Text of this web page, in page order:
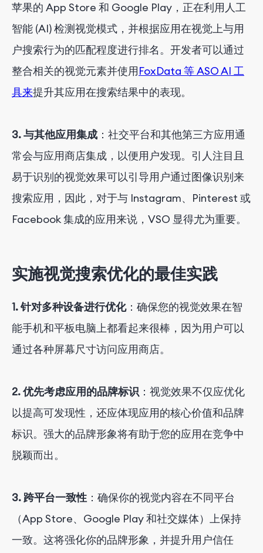
苹果的 App Store 和 Google Play，正在利用人工
智能 (AI) 检测视觉模式，并根据应用在视觉上与用
户搜索行为的匹配程度进行排名。开发者可以通过
整合相关的视觉元素并使用FoxData 等 ASO AI 工
具来提升其应用在搜索结果中的表现。
3. 与其他应用集成 ：社交平台和其他第三方应用通
常会与应用商店集成，以便用户发现。引人注目且
易于识别的视觉效果可以引导用户通过图像识别来
搜索应用，因此，对于与 Instagram、Pinterest 或
Facebook 集成的应用来说，VSO 显得尤为重要。
实施视觉搜索优化的最佳实践
1. 针对多种设备进行优化：确保您的视觉效果在智
能手机和平板电脑上都看起来很棒，因为用户可以
通过各种屏幕尺寸访问应用商店。
2. 优先考虑应用的品牌标识 ：视觉效果不仅应优化
以提高可发现性，还应体现应用的核心价值和品牌
标识。强大的品牌形象将有助于您的应用在竞争中
脱颖而出。
3. 跨平台一致性 ：确保你的视觉内容在不同平台
（App Store、Google Play 和社交媒体）上保持
一致。这将强化你的品牌形象，并提升用户信任